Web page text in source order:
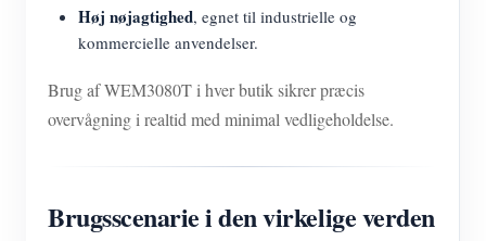
Høj nøjagtighed, egnet til industrielle og
kommercielle anvendelser.
Brug af WEM3080T i hver butik sikrer præcis
overvågning i realtid med minimal vedligeholdelse.
Brugsscenarie i den virkelige verden